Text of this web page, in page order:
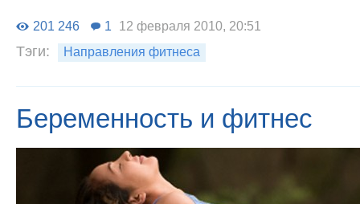
201 246 1 12 февраля 2010, 20:51
Тэги: Направления фитнеса
Беременность и фитнес